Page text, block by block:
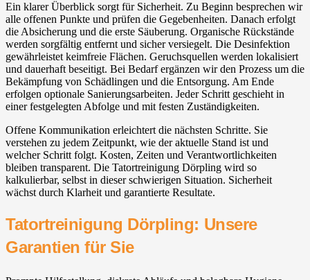
Ein klarer Überblick sorgt für Sicherheit. Zu Beginn besprechen wir
alle offenen Punkte und prüfen die Gegebenheiten. Danach erfolgt
die Absicherung und die erste Säuberung. Organische Rückstände
werden sorgfältig entfernt und sicher versiegelt. Die Desinfektion
gewährleistet keimfreie Flächen. Geruchsquellen werden lokalisiert
und dauerhaft beseitigt. Bei Bedarf ergänzen wir den Prozess um die
Bekämpfung von Schädlingen und die Entsorgung. Am Ende
erfolgen optionale Sanierungsarbeiten. Jeder Schritt geschieht in
einer festgelegten Abfolge und mit festen Zuständigkeiten.
Offene Kommunikation erleichtert die nächsten Schritte. Sie
verstehen zu jedem Zeitpunkt, wie der aktuelle Stand ist und
welcher Schritt folgt. Kosten, Zeiten und Verantwortlichkeiten
bleiben transparent. Die Tatortreinigung Dörpling wird so
kalkulierbar, selbst in dieser schwierigen Situation. Sicherheit
wächst durch Klarheit und garantierte Resultate.
Tatortreinigung Dörpling: Unsere
Garantien für Sie